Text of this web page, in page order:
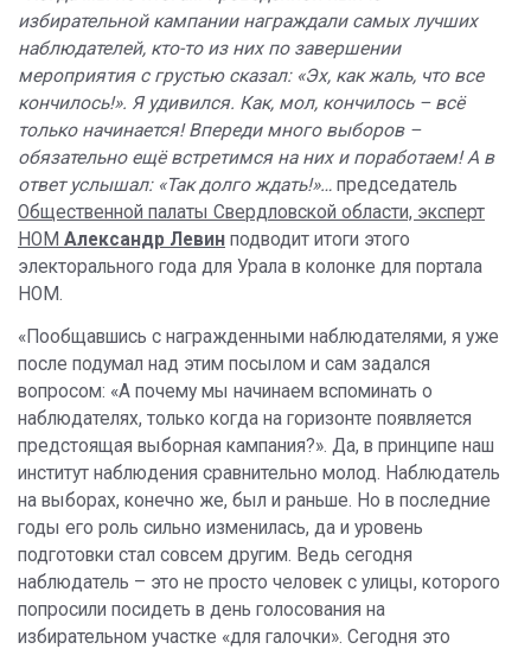
избирательной кампании награждали самых лучших
наблюдателей, кто-то из них по завершении
мероприятия с грустью сказал: «Эх, как жаль, что все
кончилось!». Я удивился. Как, мол, кончилось – всё
только начинается! Впереди много выборов –
обязательно ещё встретимся на них и поработаем! А в
ответ услышал: «Так долго ждать!»… председатель
Общественной палаты Свердловской области, эксперт
НОМ Александр Левин подводит итоги этого
электорального года для Урала в колонке для портала
НОМ.
«Пообщавшись с награжденными наблюдателями, я уже
после подумал над этим посылом и сам задался
вопросом: «А почему мы начинаем вспоминать о
наблюдателях, только когда на горизонте появляется
предстоящая выборная кампания?». Да, в принципе наш
институт наблюдения сравнительно молод. Наблюдатель
на выборах, конечно же, был и раньше. Но в последние
годы его роль сильно изменилась, да и уровень
подготовки стал совсем другим. Ведь сегодня
наблюдатель – это не просто человек с улицы, которого
попросили посидеть в день голосования на
избирательном участке «для галочки». Сегодня это